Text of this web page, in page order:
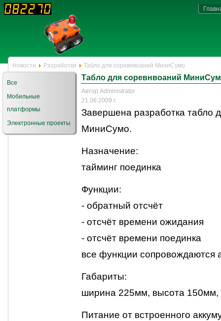
Новости Разработки Табло для соревнвоаний МиниСумо
Все
Мобильные
платформы
Электронные проекты
Табло для соревнвоаний
Автор Administrator
21.06.2009 г.
Завершена разработка табло
МиниСумо.
Назначение:
тайминг поединка
Функции:
- обратный отсчёт
- отсчёт времени ожидания
- отсчёт времени поединка
все функции сопровождаются
Габариты:
ширина 225мм, высота 150мм,
Питание от встроенного